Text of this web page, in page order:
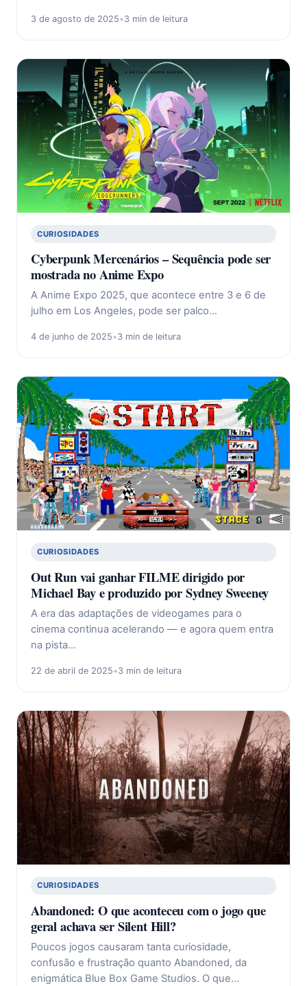
3 de agosto de 2025•3 min de leitura
CURIOSIDADES
Cyberpunk Mercenários – Sequência pode ser
mostrada no Anime Expo
A Anime Expo 2025, que acontece entre 3 e 6 de
julho em Los Angeles, pode ser palco…
4 de junho de 2025•3 min de leitura
CURIOSIDADES
Out Run vai ganhar FILME dirigido por
Michael Bay e produzido por Sydney Sweeney
A era das adaptações de videogames para o
cinema continua acelerando — e agora quem entra
na pista…
22 de abril de 2025•3 min de leitura
CURIOSIDADES
Abandoned: O que aconteceu com o jogo que
geral achava ser Silent Hill?
Poucos jogos causaram tanta curiosidade,
confusão e frustração quanto Abandoned, da
enigmática Blue Box Game Studios. O que…